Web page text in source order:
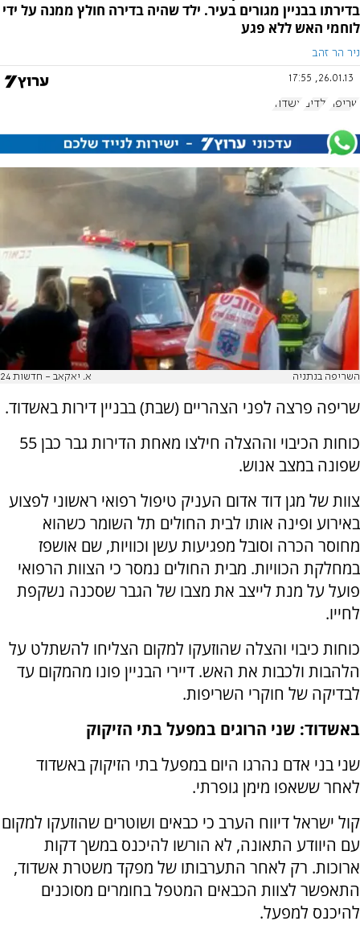
בדירתו בבניין מגורים בעיר. ילד שהיה בדירה חולץ ממנה על ידי
לוחמי האש ללא פגע
ניר הר זהב
26.01.13, 17:55
שריפה ילדים אשדוד
השריפה בנתניה א. יאקאב - חדשות 24
שריפה פרצה לפני הצהריים (שבת) בבניין דירות באשדוד.
כוחות הכיבוי וההצלה חילצו מאחת הדירות גבר כבן 55
שפונה במצב אנוש.
צוות של מגן דוד אדום העניק טיפול רפואי ראשוני לפצוע
באירוע ופינה אותו לבית החולים תל השומר כשהוא
מחוסר הכרה וסובל מפגיעות עשן וכוויות, שם אושפז
במחלקת הכוויות. מבית החולים נמסר כי הצוות הרפואי
פועל על מנת לייצב את מצבו של הגבר שסכנה נשקפת
לחייו.
כוחות כיבוי והצלה שהוזעקו למקום הצליחו להשתלט על
הלהבות ולכבות את האש. דיירי הבניין פונו מהמקום עד
לבדיקה של חוקרי השריפות.
באשדוד: שני הרוגים במפעל בתי הזיקוק
שני בני אדם נהרגו היום במפעל בתי הזיקוק באשדוד
לאחר ששאפו מימן גופרתי.
קול ישראל דיווח הערב כי כבאים ושוטרים שהוזעקו למקום
עם היוודע התאונה, לא הורשו להיכנס במשך דקות
ארוכות. רק לאחר התערבותו של מפקד משטרת אשדוד,
התאפשר לצוות הכבאים המטפל בחומרים מסוכנים
להיכנס למפעל.